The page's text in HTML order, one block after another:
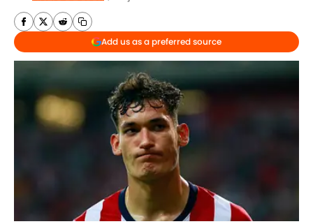
Add us as a preferred source